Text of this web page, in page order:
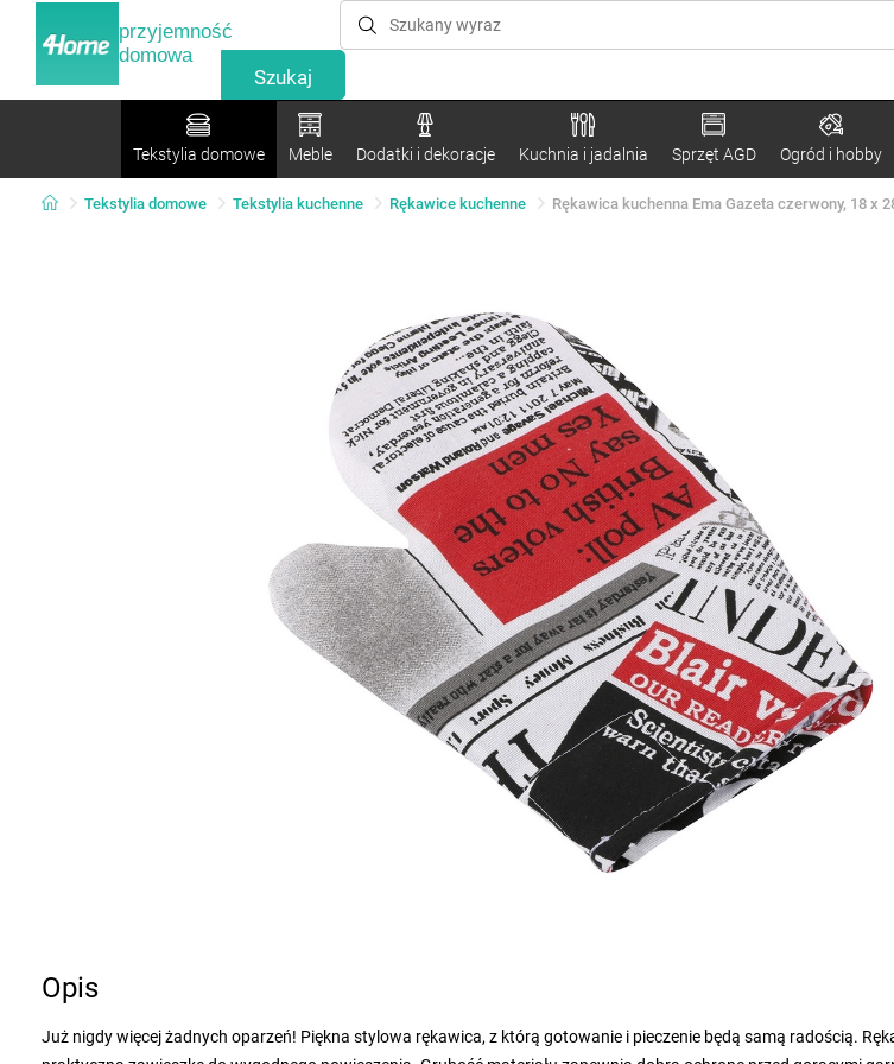
przyjemność
domowa
Tekstylia domowe Meble Dodatki i dekoracje Kuchnia i jadalnia Sprzęt AGD Ogród i hobby
Tekstylia domowe Tekstylia kuchenne Rękawice kuchenne Rękawica kuchenna Ema Gazeta czerwony, 18 x
Opis
Już nigdy więcej żadnych oparzeń! Piękna stylowa rękawica, z którą gotowanie i pieczenie będą samą radością.